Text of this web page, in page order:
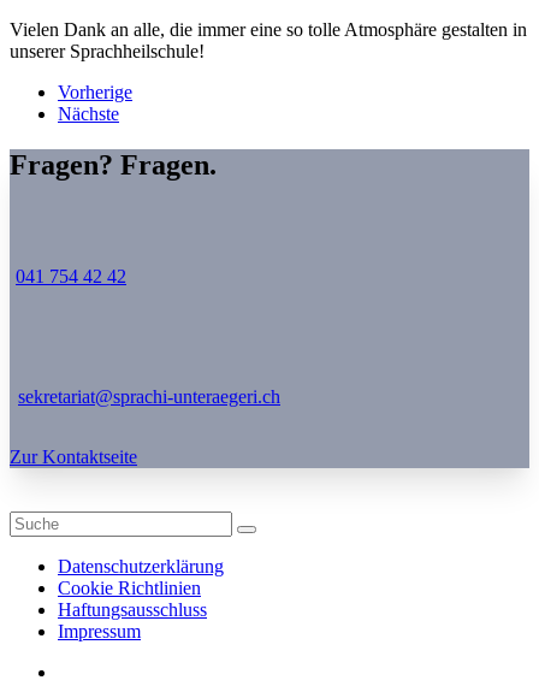
Vielen Dank an alle, die immer eine so tolle Atmosphäre gestalten in
unserer Sprachheilschule!
Vorherige
Nächste
Fragen? Fragen.
041 754 42 42
sekretariat@sprachi-unteraegeri.ch
Zur Kontaktseite
Datenschutzerklärung
Cookie Richtlinien
Haftungsausschluss
Impressum